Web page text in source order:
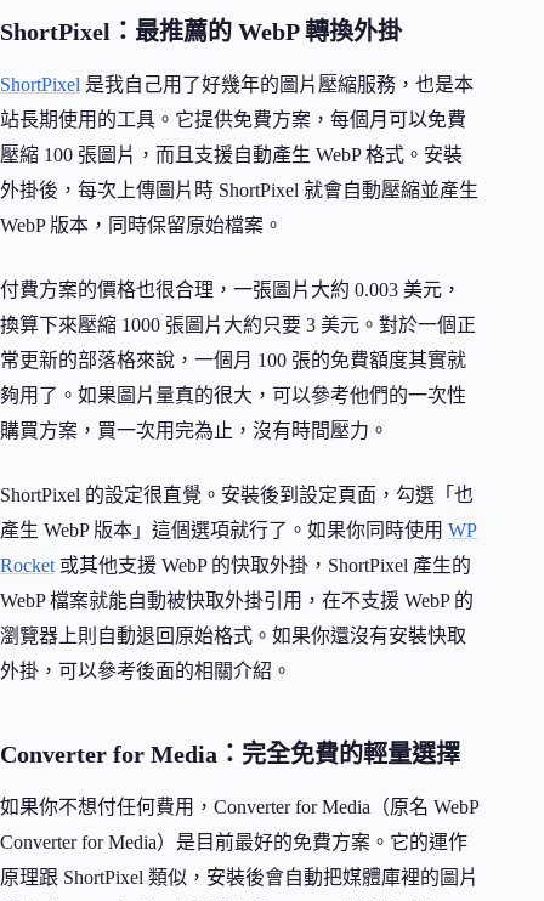
ShortPixel：最推薦的 WebP 轉換外掛
ShortPixel 是我自己用了好幾年的圖片壓縮服務，也是本
站長期使用的工具。它提供免費方案，每個月可以免費
壓縮 100 張圖片，而且支援自動產生 WebP 格式。安裝
外掛後，每次上傳圖片時 ShortPixel 就會自動壓縮並產生
WebP 版本，同時保留原始檔案。
付費方案的價格也很合理，一張圖片大約 0.003 美元，
換算下來壓縮 1000 張圖片大約只要 3 美元。對於一個正
常更新的部落格來說，一個月 100 張的免費額度其實就
夠用了。如果圖片量真的很大，可以參考他們的一次性
購買方案，買一次用完為止，沒有時間壓力。
ShortPixel 的設定很直覺。安裝後到設定頁面，勾選「也
產生 WebP 版本」這個選項就行了。如果你同時使用 WP
Rocket 或其他支援 WebP 的快取外掛，ShortPixel 產生的
WebP 檔案就能自動被快取外掛引用，在不支援 WebP 的
瀏覽器上則自動退回原始格式。如果你還沒有安裝快取
外掛，可以參考後面的相關介紹。
Converter for Media：完全免費的輕量選擇
如果你不想付任何費用，Converter for Media（原名 WebP
Converter for Media）是目前最好的免費方案。它的運作
原理跟 ShortPixel 類似，安裝後會自動把媒體庫裡的圖片